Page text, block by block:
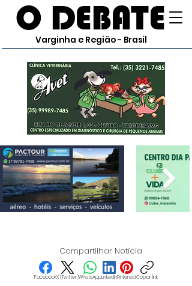
O DEBATE
Varginha e Região - Brasil
Compartilhar Notícia
FacebookX (Twitter)WhatsAppLinkedInPinterestCopiar link